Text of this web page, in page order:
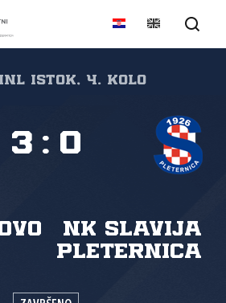
Istok, 4. kolo
NK Slavija
Pleternica
3 : 0